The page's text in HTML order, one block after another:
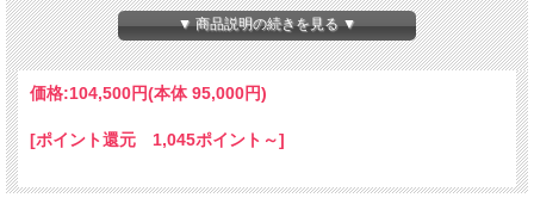
▼ 商品説明の続きを見る ▼
価格:104,500円(本体 95,000円)
[ポイント還元 1,045ポイント～]